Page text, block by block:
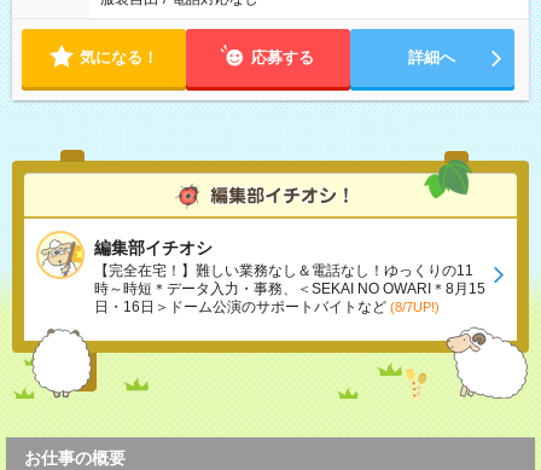
気になる！ 応募する 詳細へ
編集部イチオシ
【完全在宅！】難しい業務なし＆電話なし！ゆっくりの11
時～時短＊データ入力・事務、＜SEKAI NO OWARI＊8月15
日・16日＞ドーム公演のサポートバイトなど (8/7UP!)
お仕事の概要